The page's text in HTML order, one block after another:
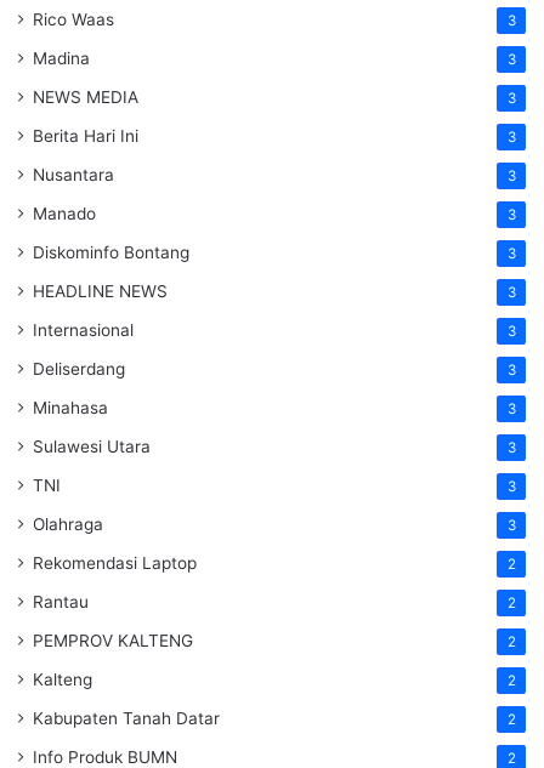
Rico Waas 3
Madina 3
NEWS MEDIA 3
Berita Hari Ini 3
Nusantara 3
Manado 3
Diskominfo Bontang 3
HEADLINE NEWS 3
Internasional 3
Deliserdang 3
Minahasa 3
Sulawesi Utara 3
TNI 3
Olahraga 3
Rekomendasi Laptop 2
Rantau 2
PEMPROV KALTENG 2
Kalteng 2
Kabupaten Tanah Datar 2
Info Produk BUMN 2